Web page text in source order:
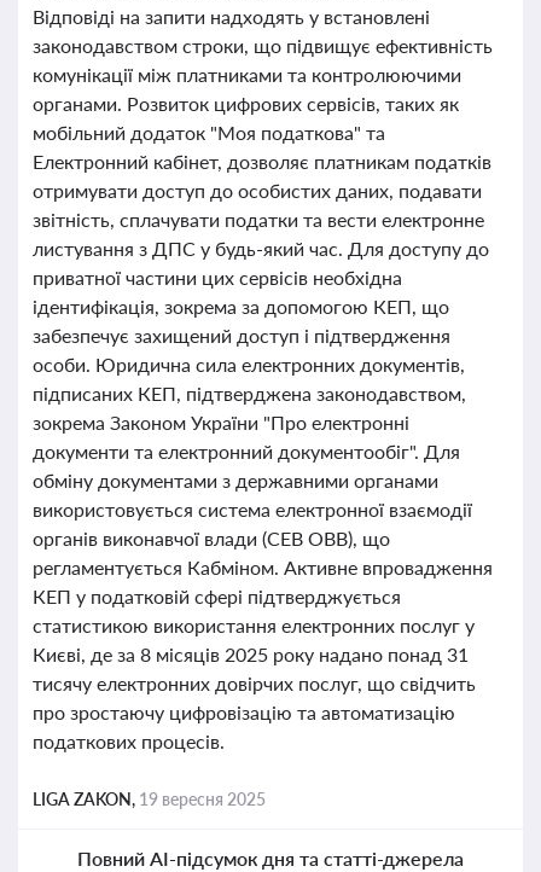
Відповіді на запити надходять у встановлені
законодавством строки, що підвищує ефективність
комунікації між платниками та контролюючими
органами. Розвиток цифрових сервісів, таких як
мобільний додаток "Моя податкова" та
Електронний кабінет, дозволяє платникам податків
отримувати доступ до особистих даних, подавати
звітність, сплачувати податки та вести електронне
листування з ДПС у будь-який час. Для доступу до
приватної частини цих сервісів необхідна
ідентифікація, зокрема за допомогою КЕП, що
забезпечує захищений доступ і підтвердження
особи. Юридична сила електронних документів,
підписаних КЕП, підтверджена законодавством,
зокрема Законом України "Про електронні
документи та електронний документообіг". Для
обміну документами з державними органами
використовується система електронної взаємодії
органів виконавчої влади (СЕВ ОВВ), що
регламентується Кабміном. Активне впровадження
КЕП у податковій сфері підтверджується
статистикою використання електронних послуг у
Києві, де за 8 місяців 2025 року надано понад 31
тисячу електронних довірчих послуг, що свідчить
про зростаючу цифровізацію та автоматизацію
податкових процесів.
LIGA ZAKON, 19 вересня 2025
Повний AI-підсумок дня та статті-джерела